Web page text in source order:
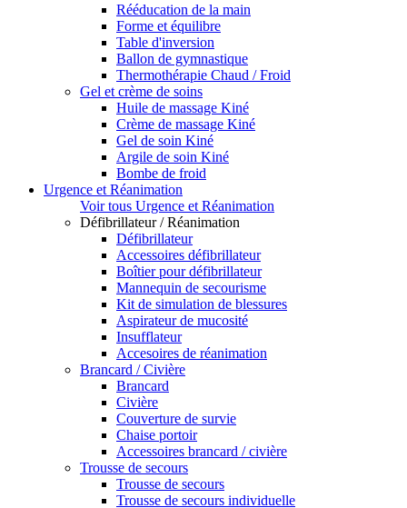
Rééducation de la main
Forme et équilibre
Table d'inversion
Ballon de gymnastique
Thermothérapie Chaud / Froid
Gel et crème de soins
Huile de massage Kiné
Crème de massage Kiné
Gel de soin Kiné
Argile de soin Kiné
Bombe de froid
Urgence et Réanimation
Voir tous Urgence et Réanimation
Défibrillateur / Réanimation
Défibrillateur
Accessoires défibrillateur
Boîtier pour défibrillateur
Mannequin de secourisme
Kit de simulation de blessures
Aspirateur de mucosité
Insufflateur
Accesoires de réanimation
Brancard / Civière
Brancard
Civière
Couverture de survie
Chaise portoir
Accessoires brancard / civière
Trousse de secours
Trousse de secours
Trousse de secours individuelle